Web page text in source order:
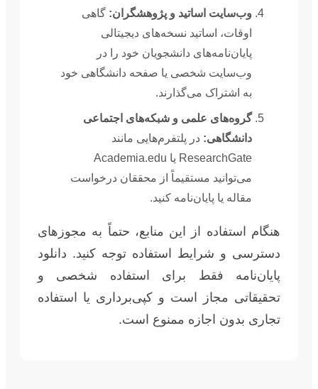
وب‌سایت اساتید و پژوهشگران: گاهی
اوقات، اساتید نسخه‌های دیجیتالی
پایان‌نامه‌های دانشجویان خود را در
وب‌سایت شخصی یا صفحه دانشگاهی خود
به اشتراک می‌گذارند.
گروه‌های علمی و شبکه‌های اجتماعی
دانشگاهی: در پلتفرم‌هایی مانند
ResearchGate یا Academia.edu
می‌توانید مستقیماً از محققان درخواست
مقاله یا پایان‌نامه کنید.
هنگام استفاده از این منابع، حتماً به مجوزهای
دسترسی و شرایط استفاده توجه کنید. دانلود
پایان‌نامه فقط برای استفاده شخصی و
تحقیقاتی مجاز است و کپی‌برداری یا استفاده
تجاری بدون اجازه ممنوع است.